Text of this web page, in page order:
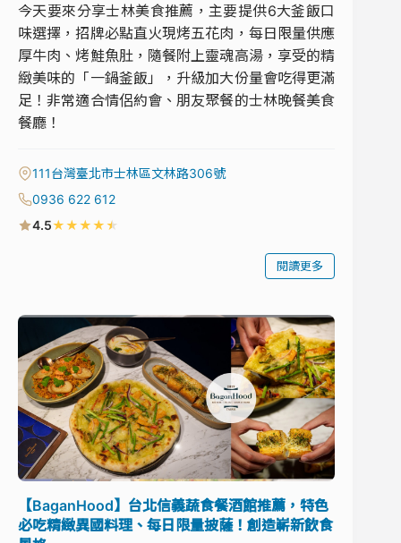
今天要來分享士林美食推薦，主要提供6大釜飯口
味選擇，招牌必點直火現烤五花肉，每日限量供應
厚牛肉、烤鮭魚肚，隨餐附上靈魂高湯，享受的精
緻美味的「一鍋釜飯」，升級加大份量會吃得更滿
足！非常適合情侶約會、朋友聚餐的士林晚餐美食
餐廳！
111台灣臺北市士林區文林路306號
0936 622 612
4.5★★★★★
閱讀更多
【BaganHood】台北信義蔬食餐酒館推薦，特色
必吃精緻異國料理、每日限量披薩！創造嶄新飲食